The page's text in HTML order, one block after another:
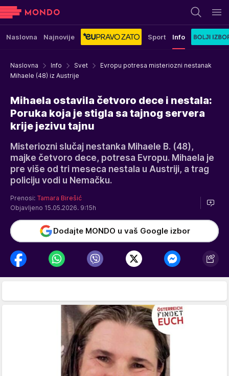
Naslovna Najnovije Sport Info
Naslovna Info Svet
Evropu potresa misteriozni nestanak
Mihaele (48) iz Austrije
Mihaela ostavila četvoro dece i nestala:
Poruka koja je stigla sa tajnog servera
krije jezivu tajnu
Misteriozni slučaj nestanka Mihaele B. (48),
majke četvoro dece, potresa Evropu. Mihaela je
pre više od tri meseca nestala u Austriji, a trag
policiju vodi u Nemačku.
Prenosi: Tamara Birešić
Objavljeno 15.05.2026. 9:15h
Dodajte MONDO u vaš Google izbor